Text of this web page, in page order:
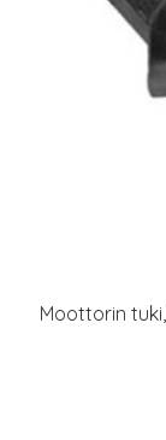
Moottorin tuki,